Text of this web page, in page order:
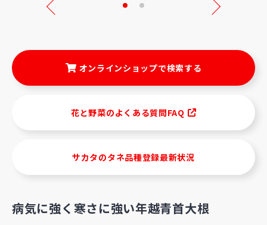
Next
オンラインショップで検索する
花と野菜のよくある質問FAQ
サカタのタネ品種登録最新状況
病気に強く寒さに強い年越青首大根